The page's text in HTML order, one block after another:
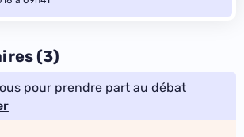
(3)
pour prendre part au débat